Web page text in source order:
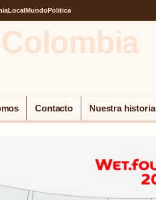
LocalMundoPolitica
Contacto Nuestra historia